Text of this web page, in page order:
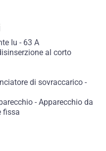
Iu - 63 A
al corto
di sovraccarico-
- Apparecchio da
fissa